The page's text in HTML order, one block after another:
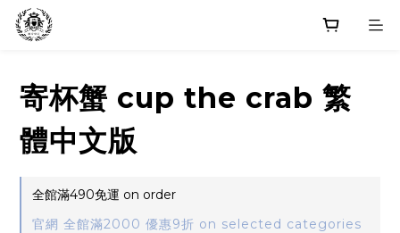
寄杯蟹 cup the crab 繁
體中文版
全館滿490免運 on order
官網 全館滿2000 優惠9折 on selected categories